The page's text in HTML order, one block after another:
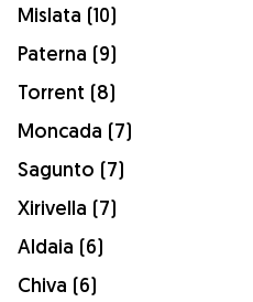
Mislata (10)
Paterna (9)
Torrent (8)
Moncada (7)
Sagunto (7)
Xirivella (7)
Aldaia (6)
Chiva (6)